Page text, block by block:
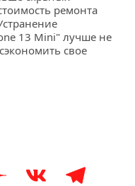
ремонта
13 Mini" лучше не
свое